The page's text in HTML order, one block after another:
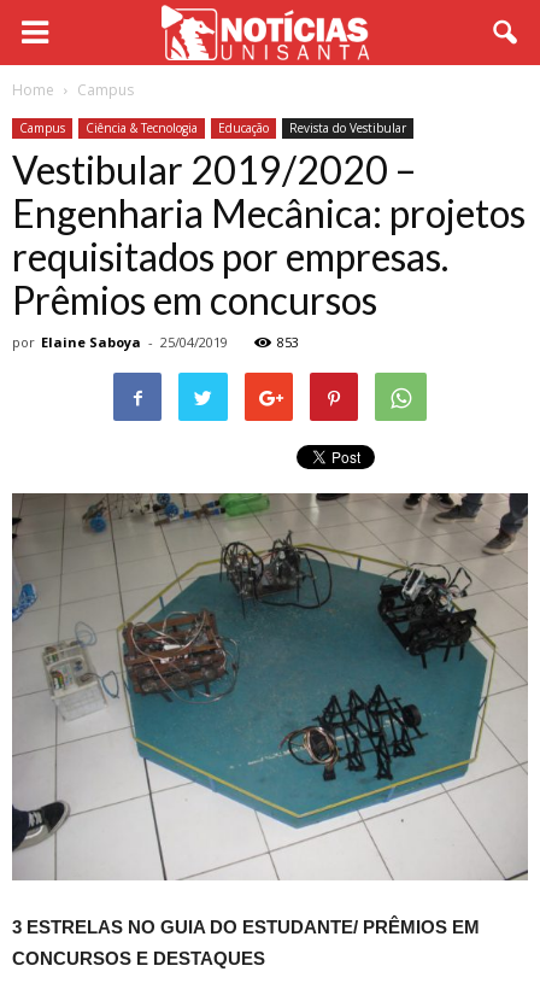
Home Campus
Campus Ciência & Tecnologia Educação Revista do Vestibular
Vestibular 2019/2020 –
Engenharia Mecânica: projetos
requisitados por empresas.
Prêmios em concursos
por Elaine Saboya - 25/04/2019 853
3 ESTRELAS NO GUIA DO ESTUDANTE/ PRÊMIOS EM
CONCURSOS E DESTAQUES